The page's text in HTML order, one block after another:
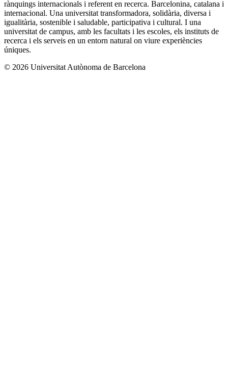
rànquings internacionals i referent en recerca. Barcelonina, catalana i
internacional. Una universitat transformadora, solidària, diversa i
igualitària, sostenible i saludable, participativa i cultural. I una
universitat de campus, amb les facultats i les escoles, els instituts de
recerca i els serveis en un entorn natural on viure experiències
úniques.
© 2026 Universitat Autònoma de Barcelona